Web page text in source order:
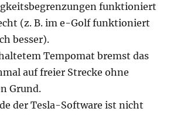
funktioniert
(z. B. im e-Golf funktioniert
besser).
Tempomat bremst das
auf freier Strecke ohne
Grund.
der Tesla-Software ist nicht